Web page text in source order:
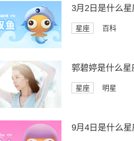
3月2日是什么星
星座 百科
郭碧婷是什么星
星座 明星
9月4日是什么星